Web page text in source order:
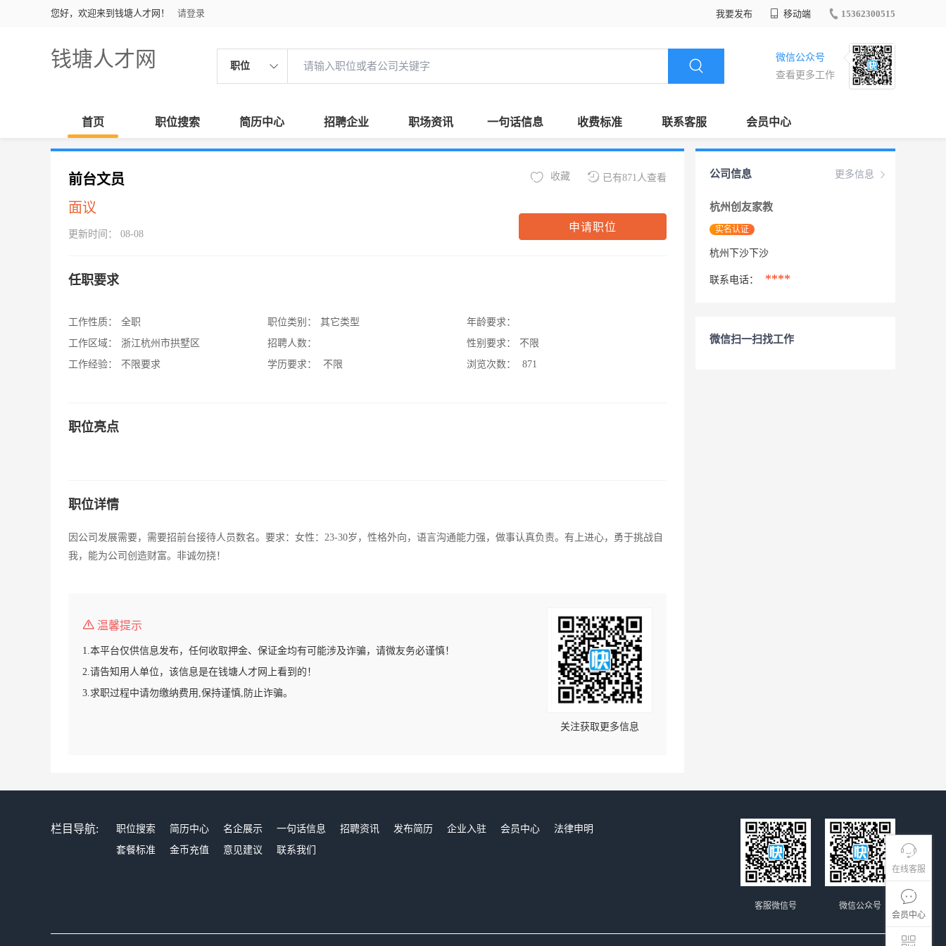
您好，欢迎来到钱塘人才网！ 请登录 我要发布 移动端 15362300515
钱塘人才网 职位
微信公众号
查看更多工作
首页 职位搜索 简历中心 招聘企业 职场资讯 一句话信息 收费标准 联系客服 会员中心
在线客服
会员中心
前台文员
面议
更新时间： 08-08
已有871人查看
收藏
申请职位
任职要求
工作性质：
全职
工作区域：
浙江杭州市拱墅区
工作经验：
不限要求
职位类别：
其它类型
招聘人数：
学历要求：
不限
年龄要求：
性别要求：
不限
浏览次数：
871
职位亮点
职位详情
因公司发展需要，需要招前台接待人员数名。要求：女性：23-30岁，性格外向，语言沟通能力强，做事认真负责。有上进心，勇于挑战自
我，能为公司创造财富。非诚勿挠！
温馨提示
1.本平台仅供信息发布，任何收取押金、保证金均有可能涉及诈骗，请微友务必谨慎！
2.请告知用人单位，该信息是在钱塘人才网上看到的！
3.求职过程中请勿缴纳费用,保持谨慎,防止诈骗。
关注获取更多信息
更多信息
公司信息
杭州创友家教
实名认证
杭州下沙下沙
联系电话： ****
微信扫一扫找工作
栏目导航: 职位搜索 简历中心 名企展示 一句话信息 招聘资讯 发布简历 企业入驻 会员中心
法律申明
套餐标准
金币充值 意见建议 联系我们
微信公众号
客服微信号